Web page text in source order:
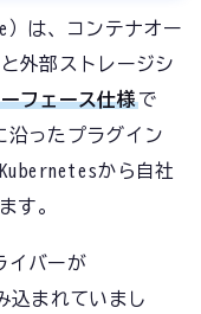
は、コンテナオー
外部ストレージシ
フェース仕様で
沿ったプラグイン
から自社
す。
イバーが
込まれていまし